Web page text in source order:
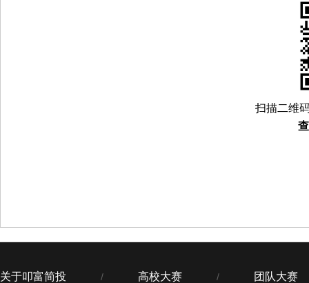
扫描二维
关于叩富简投 / 高校大赛 / 团队大赛